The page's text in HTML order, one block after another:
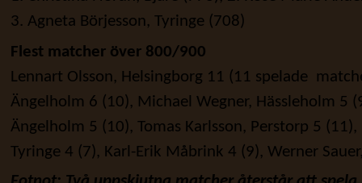
3. Agneta Börjesson, Tyringe (708)
Flest matcher över 800/900
Lennart Olsson, Helsingborg 11 (11 spelade
Ängelholm 6 (10), Michael Wegner, Hässleholm 5
Ängelholm 5 (10), Tomas Karlsson, Perstorp 5 (11),
Tyringe 4 (7), Karl-Erik Måbrink 4 (9), Werner